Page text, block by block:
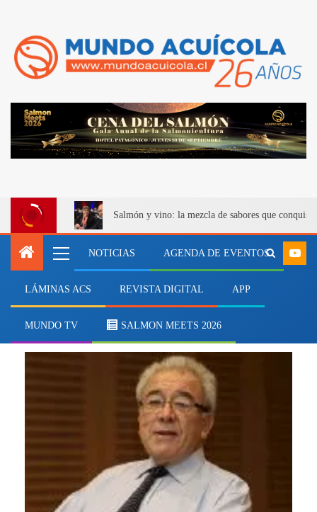
Salmón y vino: la mezcla de sabores que
NOTICIAS AGENDA DE EVENTOS
LÁMINAS ACS REVISTA DIGITAL APP
MUNDO TV SALMON MEETS 2026
Premio Nacional de Ciencias
Naturales